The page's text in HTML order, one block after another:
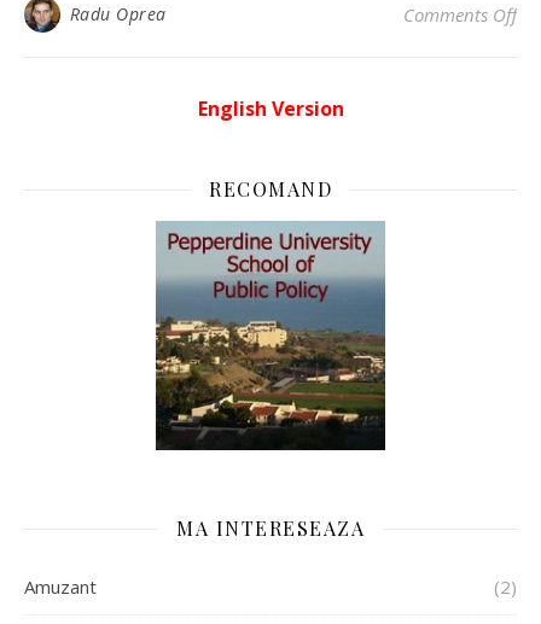
Radu Oprea Comments Offon
English Version
RECOMAND
MA INTERESEAZA
Amuzant (2)